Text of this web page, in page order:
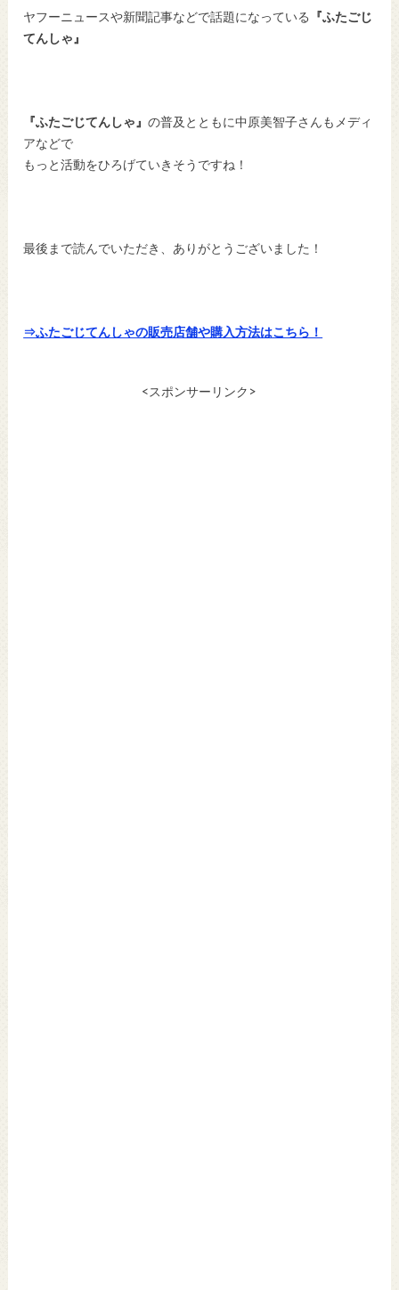
ヤフーニュースや新聞記事などで話題になっている 『ふたごじ
てんしゃ』
『ふたごじてんしゃ』の普及とともに中原美智子さんもメディ
アなどで
もっと活動をひろげていきそうですね！
最後まで読んでいただき、ありがとうございました！
⇒ふたごじてんしゃの販売店舗や購入方法はこちら！
<スポンサーリンク>